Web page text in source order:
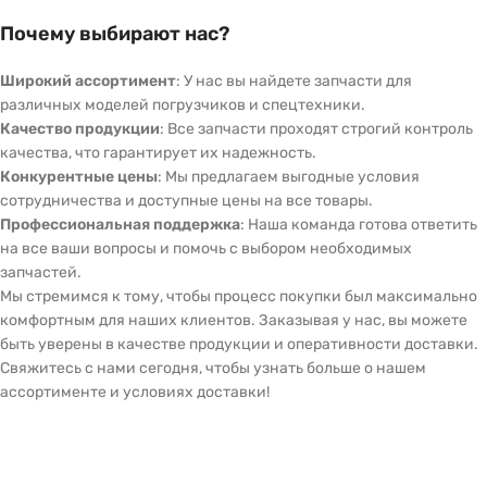
Почему выбирают нас?
Широкий ассортимент: У нас вы найдете запчасти для
различных моделей погрузчиков и спецтехники.
Качество продукции: Все запчасти проходят строгий контроль
качества, что гарантирует их надежность.
Конкурентные цены: Мы предлагаем выгодные условия
сотрудничества и доступные цены на все товары.
Профессиональная поддержка: Наша команда готова ответить
на все ваши вопросы и помочь с выбором необходимых
запчастей.
Мы стремимся к тому, чтобы процесс покупки был максимально
комфортным для наших клиентов. Заказывая у нас, вы можете
быть уверены в качестве продукции и оперативности доставки.
Свяжитесь с нами сегодня, чтобы узнать больше о нашем
ассортименте и условиях доставки!